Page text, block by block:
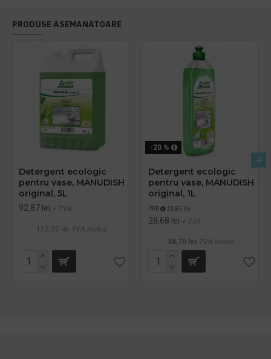
PRODUSE ASEMANATOARE
Detergent ecologic
pentru vase, MANUDISH
original, 5L
92,87 lei + TVA
112,37 lei TVA inclus
-20 %
Detergent ecologic
pentru vase, MANUDISH
original, 1L
PRP 35,85 lei
28,68 lei + TVA
34,70 lei TVA inclus